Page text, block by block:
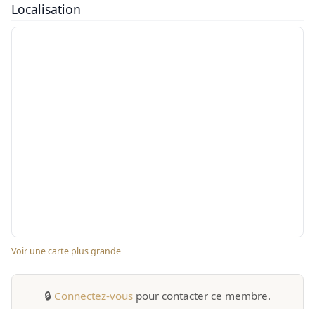
Localisation
Voir une carte plus grande
🔒 Connectez-vous pour contacter ce membre.